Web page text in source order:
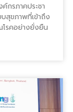
กรภาคประชา
สุขภาพที่เข้าถึง
โรคอย่างยั่งยืน